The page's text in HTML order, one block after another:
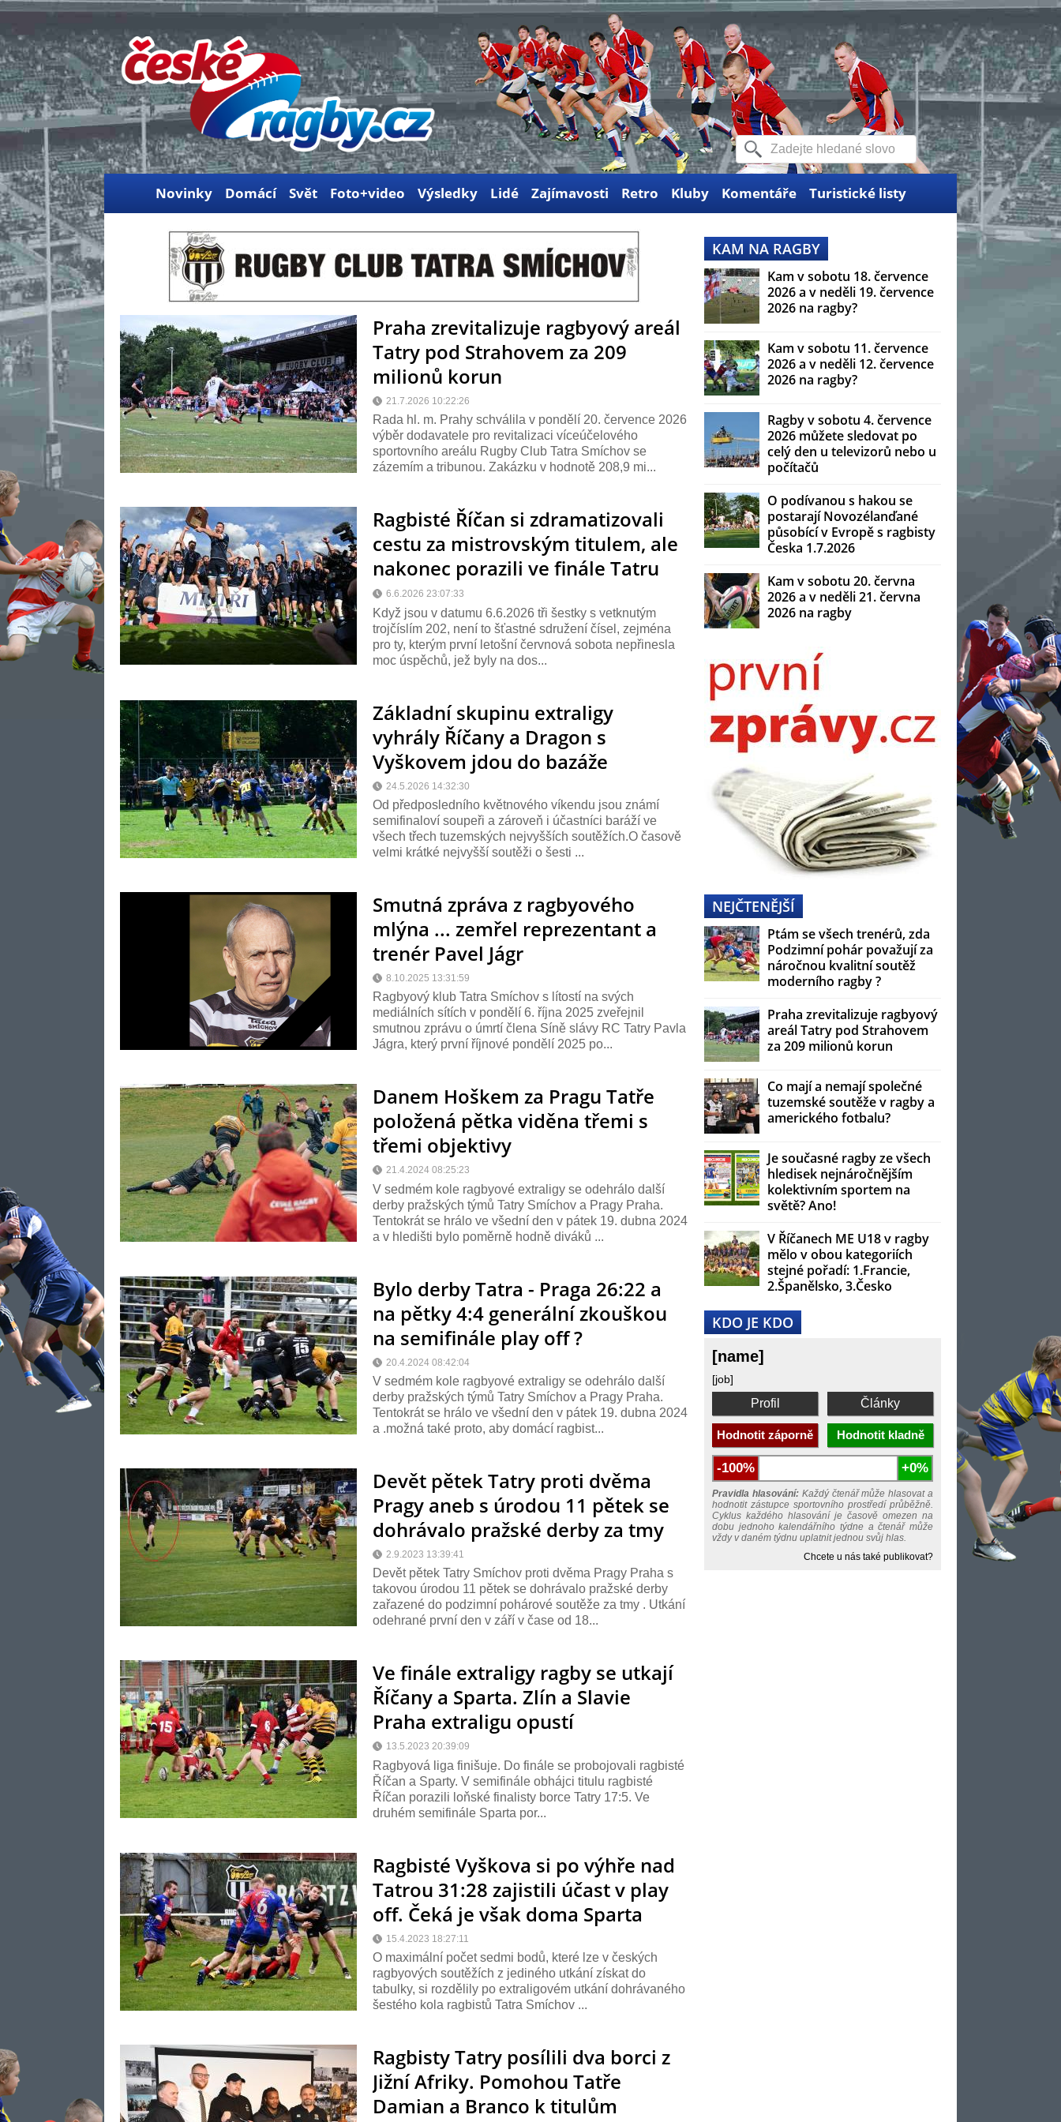
Novinky Domácí Svět Foto+video Výsledky Lidé Zajímavosti Retro Kluby Komentáře Turistické listy
Praha zrevitalizuje ragbyový areál
Tatry pod Strahovem za 209
milionů korun
21.7.2026 10:22:26
Rada hl. m. Prahy schválila v pondělí 20. července 2026
výběr dodavatele pro revitalizaci víceúčelového
sportovního areálu Rugby Club Tatra Smíchov se
zázemím a tribunou. Zakázku v hodnotě 208,9 mi...
Ragbisté Říčan si zdramatizovali
cestu za mistrovským titulem, ale
nakonec porazili ve finále Tatru
19:12
6.6.2026 23:07:33
Když jsou v datumu 6.6.2026 tři šestky s vetknutým
trojčíslím 202, není to šťastné sdružení čísel, zejména
pro ty, kterým první letošní červnová sobota nepřinesla
moc úspěchů, jež byly na dos...
Základní skupinu extraligy
vyhrály Říčany a Dragon s
Vyškovem jdou do bazáže
24.5.2026 14:32:30
Od předposledního květnového víkendu jsou známí
semifinaloví soupeři a zároveň i účastníci baráží ve
všech třech tuzemských nejvyšších soutěžích.O časově
velmi krátké nejvyšší soutěži o šesti ...
Smutná zpráva z ragbyového
mlýna ... zemřel reprezentant a
trenér Pavel Jágr
8.10.2025 13:31:59
Ragbyový klub Tatra Smíchov s lítostí na svých
mediálních sítích v pondělí 6. října 2025 zveřejnil
smutnou zprávu o úmrtí člena Síně slávy RC Tatry Pavla
Jágra, který první říjnové pondělí 2025 po...
Danem Hoškem za Pragu Tatře
položená pětka viděna třemi s
třemi objektivy
21.4.2024 08:25:23
V sedmém kole ragbyové extraligy se odehrálo další
derby pražských týmů Tatry Smíchov a Pragy Praha.
Tentokrát se hrálo ve všední den v pátek 19. dubna 2024
a v hledišti bylo poměrně hodně diváků ...
Bylo derby Tatra - Praga 26:22 a
na pětky 4:4 generální zkouškou
na semifinále play off ?
20.4.2024 08:42:04
V sedmém kole ragbyové extraligy se odehrálo další
derby pražských týmů Tatry Smíchov a Pragy Praha.
Tentokrát se hrálo ve všední den v pátek 19. dubna 2024
a .možná také proto, aby domácí ragbist...
Devět pětek Tatry proti dvěma
Pragy aneb s úrodou 11 pětek se
dohrávalo pražské derby za tmy
2.9.2023 13:39:41
Devět pětek Tatry Smíchov proti dvěma Pragy Praha s
takovou úrodou 11 pětek se dohrávalo pražské derby
zařazené do podzimní pohárové soutěže za tmy . Utkání
odehrané první den v září v čase od 18...
Ve finále extraligy ragby se utkají
Říčany a Sparta. Zlín a Slavie
Praha extraligu opustí
13.5.2023 20:39:09
Ragbyová liga finišuje. Do finále se probojovali ragbisté
Říčan a Sparty. V semifinále obhájci titulu ragbisté
Říčan porazili loňské finalisty borce Tatry 17:5. Ve
druhém semifinále Sparta por...
Ragbisté Vyškova si po výhře nad
Tatrou 31:28 zajistili účast v play
off. Čeká je však doma Sparta
15.4.2023 18:27:11
O maximální počet sedmi bodů, které lze v českých
ragbyových soutěžích z jediného utkání získat do
tabulky, si rozdělily po extraligovém utkání dohrávaného
šestého kola ragbistů Tatra Smíchov ...
Ragbisty Tatry posílili dva borci z
Jižní Afriky. Pomohou Tatře
Damian a Branco k titulům
KAM NA RAGBY
Kam v sobotu 18. července
2026 a v neděli 19. července
2026 na ragby?
Kam v sobotu 11. července
2026 a v neděli 12. července
2026 na ragby?
Ragby v sobotu 4. července
2026 můžete sledovat po
celý den u televizorů nebo u
počítačů
O podívanou s hakou se
postarají Novozélanďané
působící v Evropě s ragbisty
Česka 1.7.2026
Kam v sobotu 20. června
2026 a v neděli 21. června
2026 na ragby
NEJČTENĚJŠÍ
Ptám se všech trenérů, zda
Podzimní pohár považují za
náročnou kvalitní soutěž
moderního ragby ?
Praha zrevitalizuje ragbyový
areál Tatry pod Strahovem
za 209 milionů korun
Co mají a nemají společné
tuzemské soutěže v ragby a
amerického fotbalu?
Je současné ragby ze všech
hledisek nejnáročnějším
kolektivním sportem na
světě? Ano!
V Říčanech ME U18 v ragby
mělo v obou kategoriích
stejné pořadí: 1.Francie,
2.Španělsko, 3.Česko
KDO JE KDO
[name]
[job]
Profil Články
Hodnotit záporně Hodnotit kladně
-100% +0%
Pravidla hlasování:Každý čtenář může hlasovat a
hodnotit zástupce sportovního prostředí průběžně.
Cyklus každého hlasování je časově omezen na
dobu jednoho kalendářního týdne a čtenář může
vždy v daném týdnu uplatnit jednou svůj hlas.
Chcete u nás také publikovat?